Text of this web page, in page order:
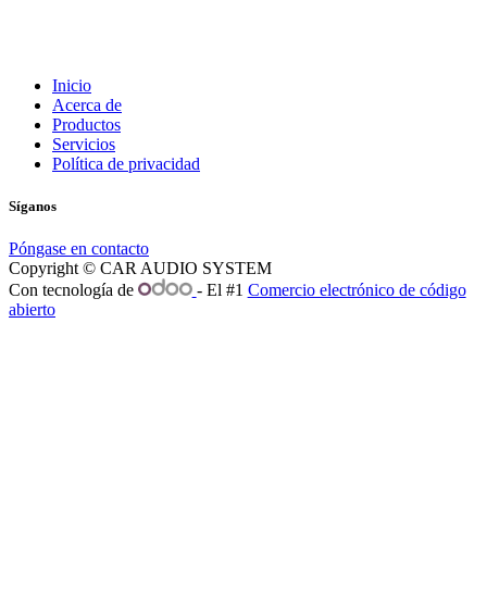
Inicio
Acerca de
Productos
Servicios
Política de privacidad
Síganos
Póngase en contacto
Copyright © CAR AUDIO SYSTEM
Con tecnología de
- El #1 Comercio electrónico de código
abierto